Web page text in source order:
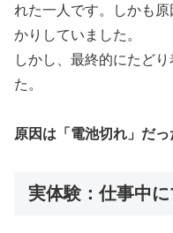
れた一人です。しかも
かりしていました。
しかし、最終的にたど
た。
原因は「電池切れ」だっ
実体験：仕事中